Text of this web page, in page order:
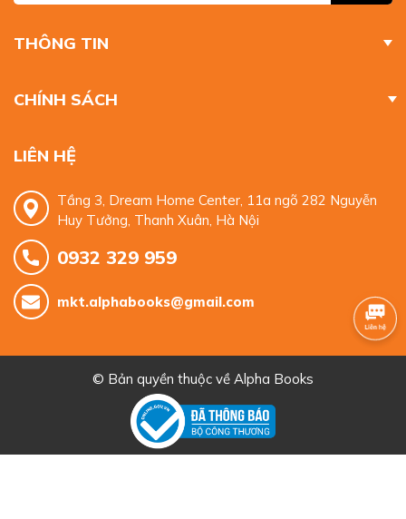
THÔNG TIN
CHÍNH SÁCH
LIÊN HỆ
Tầng 3, Dream Home Center, 11a ngõ 282 Nguyễn
Huy Tưởng, Thanh Xuân, Hà Nội
0932 329 959
mkt.alphabooks@gmail.com
© Bản quyền thuộc về Alpha Books